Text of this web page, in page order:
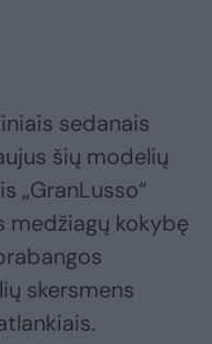
sedanais
šių modelių
„GranLusso“
medžiagų kokybę
skersmens